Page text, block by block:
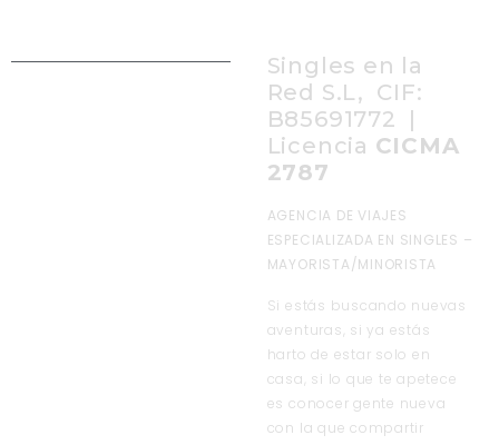
Singles en la
Red S.L, CIF:
B85691772 |
Licencia CICMA
2787
AGENCIA DE VIAJES
ESPECIALIZADA EN SINGLES –
MAYORISTA/MINORISTA
Si estás buscando nuevas
aventuras, si ya estás
harto de estar solo en
casa, si lo que te apetece
es conocer gente nueva
con la que compartir